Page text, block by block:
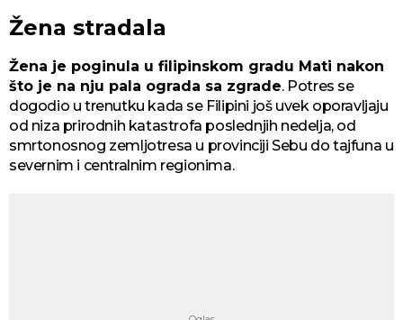
Žena stradala
Žena je poginula u filipinskom gradu Mati nakon
što je na nju pala ograda sa zgrade. Potres se
dogodio u trenutku kada se Filipini još uvek oporavljaju
od niza prirodnih katastrofa poslednjih nedelja, od
smrtonosnog zemljotresa u provinciji Sebu do tajfuna u
severnim i centralnim regionima.